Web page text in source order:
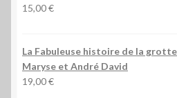
15,00€
La Fabuleuse histoire de la
Maryse et André David
19,00€